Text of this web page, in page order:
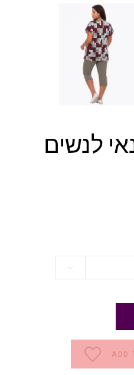
לנשים
ADD